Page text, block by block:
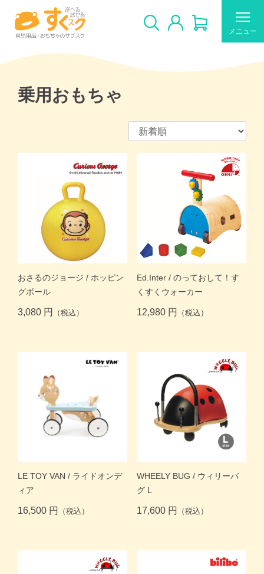
メニュー
すくスクのご利用について
新着商品 おすすめ
ギフトカードの使い方
よくある質問
お問い合わせ
乗用おもちゃ
おさるのジョージ / ホッピン
グボール
3,080 円 （税込）
Ed.Inter / のっておして！す
くすくウォーカー
12,980 円 （税込）
LE TOY VAN / ライドオンデ
ィア
16,500 円 （税込）
WHEELY BUG / ウィリーバ
グ L
17,600 円 （税込）